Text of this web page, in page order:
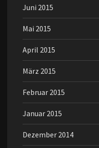
Juni 2015
Mai 2015
April 2015
März 2015
Februar 2015
Januar 2015
Dezember 2014